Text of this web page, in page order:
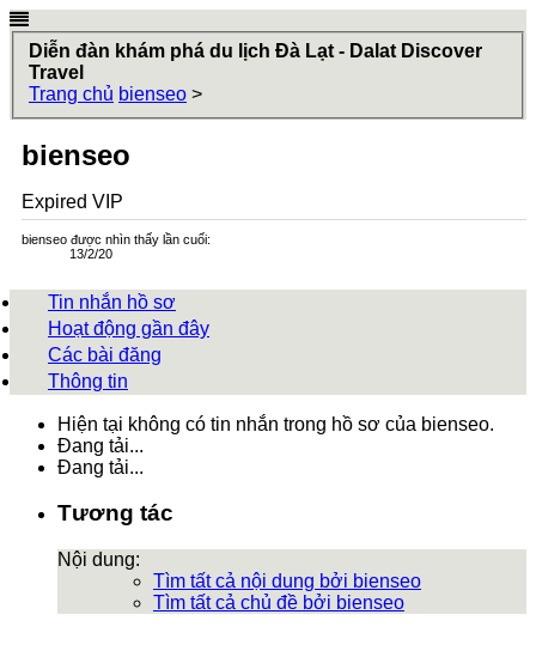
Diễn đàn khám phá du lịch Đà Lạt - Dalat Discover
Travel
Trang chủ bienseo >
bienseo
Expired VIP
bienseo được nhìn thấy lần cuối:
13/2/20
Tin nhắn hồ sơ
Hoạt động gần đây
Các bài đăng
Thông tin
Hiện tại không có tin nhắn trong hồ sơ của bienseo.
Đang tải...
Đang tải...
Tương tác
Nội dung:
Tìm tất cả nội dung bởi bienseo
Tìm tất cả chủ đề bởi bienseo